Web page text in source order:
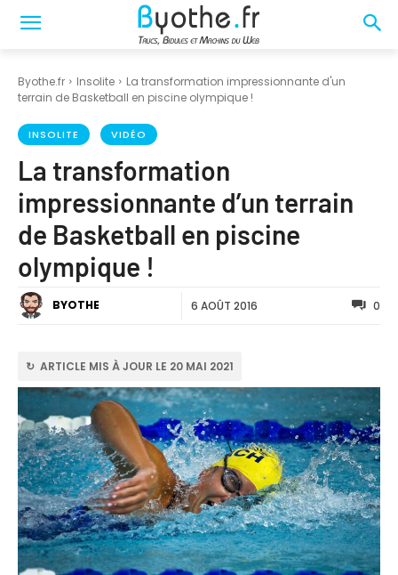
Byothe.fr Insolite
La transformation impressionnante d'un
terrain de Basketball en piscine olympique !
INSOLITE VIDÉO
La transformation
impressionnante d’un terrain
de Basketball en piscine
olympique !
BYOTHE 6 AOÛT 2016 0
↻ ARTICLE MIS À JOUR LE 20 MAI 2021